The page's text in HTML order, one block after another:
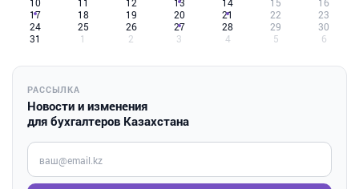
10 11 12 13 14 15
16
17
18 19 20 21 22
23
24
25 26 27 28 29
30
31
1 2 3 4 5 6
РАССЫЛКА
Новости и изменения
для бухгалтеров Казахстана
Введите ваш e-mail